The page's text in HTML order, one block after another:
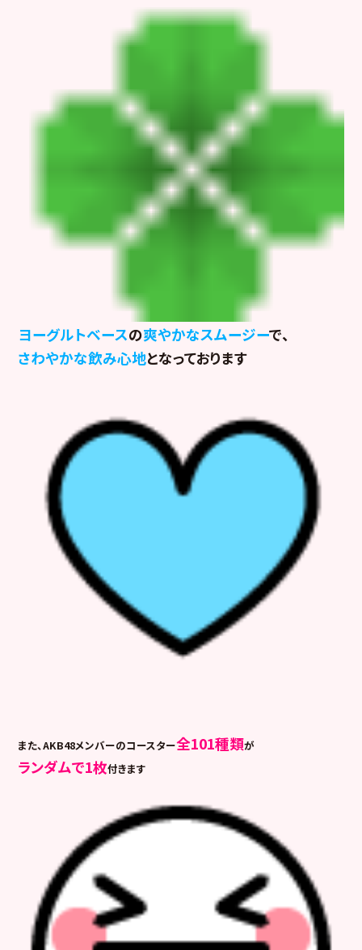
ヨーグルトベースの爽やかなスムージーで、
さわやかな飲み心地となっております
また、AKB48メンバーのコースター全101種類が
ランダムで1枚付きます